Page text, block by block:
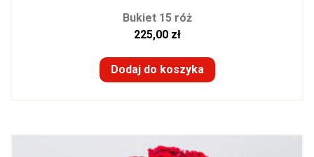
Bukiet 15 róż
225,00 zł
Dodaj do koszyka